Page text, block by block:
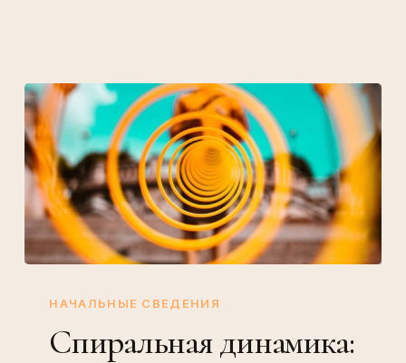
динамика:
уровней.
НАЧАЛЬНЫЕ СВЕДЕНИЯ
Спиральная динамика: